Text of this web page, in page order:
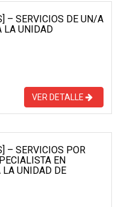
– SERVICIOS DE UN/A
LA UNIDAD
VER DETALLE
– SERVICIOS POR
EN
LA UNIDAD DE